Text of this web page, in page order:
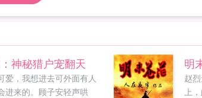
神秘猎户宠翻天
爱，我想进去可外面有人
进来的。顾子安轻声哄
明
赵
上